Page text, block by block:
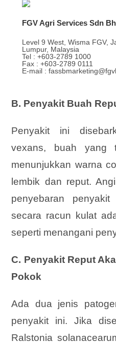
FGV Agri Services Sdn
Level 9 West, Wisma FGV,
Lumpur, Malaysia
Tel : +603-2789 1000
Fax : +603-2789 0111
E-mail :
B. Penyakit Buah
Penyakit ini
vexans, buah yang
menunjukkan warna
lembik dan reput.
penyebaran
secara racun kulat
seperti menangani
C. Penyakit Reput
Pokok
Ada dua jenis
penyakit ini. Jika
Ralstonia